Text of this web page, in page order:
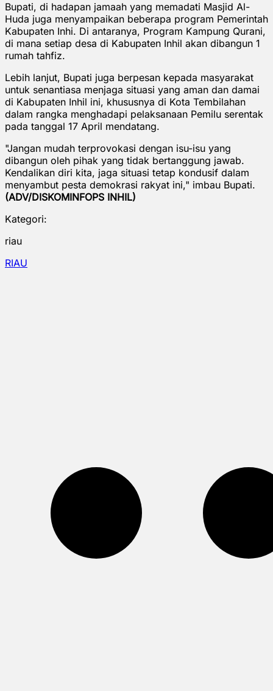
Bupati, di hadapan jamaah yang memadati Masjid Al-
Huda juga menyampaikan beberapa program Pemerintah
Kabupaten Inhi. Di antaranya, Program Kampung Qurani,
di mana setiap desa di Kabupaten Inhil akan dibangun 1
rumah tahfiz.
Lebih lanjut, Bupati juga berpesan kepada masyarakat
untuk senantiasa menjaga situasi yang aman dan damai
di Kabupaten Inhil ini, khususnya di Kota Tembilahan
dalam rangka menghadapi pelaksanaan Pemilu serentak
pada tanggal 17 April mendatang.
"Jangan mudah terprovokasi dengan isu-isu yang
dibangun oleh pihak yang tidak bertanggung jawab.
Kendalikan diri kita, jaga situasi tetap kondusif dalam
menyambut pesta demokrasi rakyat ini," imbau Bupati.
(ADV/DISKOMINFOPS INHIL)
Kategori:
riau
RIAU